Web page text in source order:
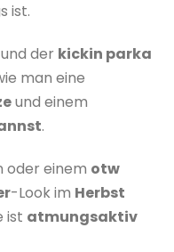
ist.
der kickin parka
man eine
und einem
.
oder einem otw
-Look im Herbst
ist atmungsaktiv